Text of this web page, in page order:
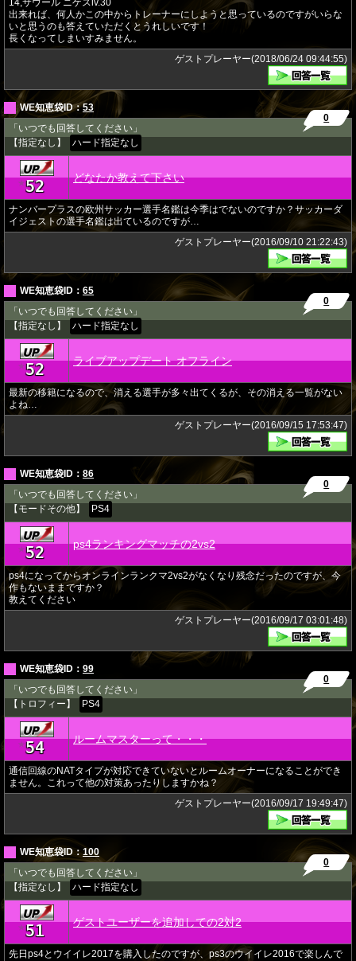
14,サウール ニゲスlv.30
出来れば、何人かこの中からトレーナーにしようと思っているのですがいらな
いと思うのも答えていただくとうれしいです！
長くなってしまいすみません。
ゲストプレーヤー(2018/06/24 09:44:55)
WE知恵袋ID：53
「いつでも回答してください」
【指定なし】
ハード指定なし
0
★52 どなたか教えて下さい
ナンバープラスの欧州サッカー選手名鑑は今季はでないのですか？サッカーダ
イジェストの選手名鑑は出ているのですが…
ゲストプレーヤー(2016/09/10 21:22:43)
WE知恵袋ID： 65
「いつでも回答してください」
【指定なし】
ハード指定なし
0
★52 ライブアップデート オフライン
最新の移籍になるので、消える選手が多々出てくるが、その消える一覧がない
よね…
ゲストプレーヤー(2016/09/15 17:53:47)
WE知恵袋ID： 86
「いつでも回答してください」
【モードその他】
PS4
0
★52 ps4ランキングマッチの2vs2
ps4になってからオンラインランクマ2vs2がなくなり残念だったのですが、今
作もないままですか？
教えてください
ゲストプレーヤー(2016/09/17 03:01:48)
WE知恵袋ID： 99
「いつでも回答してください」
【トロフィー】
PS4
0
★54 ルームマスターって・・・
通信回線のNATタイプが対応できていないとルームオーナーになることができ
ません。これって他の対策あったりしますかね？
ゲストプレーヤー(2016/09/17 19:49:47)
WE知恵袋ID：100
「いつでも回答してください」
【指定なし】
ハード指定なし
0
★51 ゲストユーザーを追加しての2対2
先日ps4とウイイレ2017を購入したのですが、ps3のウイイレ2016で楽しんで